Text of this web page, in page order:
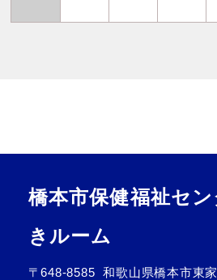
橋本市保健福祉セ
きルーム
〒648-8585
和歌山県橋本市東